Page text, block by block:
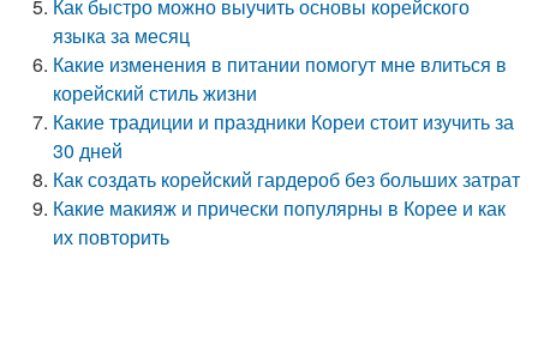
Как быстро можно выучить основы корейского
языка за месяц
Какие изменения в питании помогут мне влиться в
корейский стиль жизни
Какие традиции и праздники Кореи стоит изучить за
30 дней
Как создать корейский гардероб без больших затрат
Какие макияж и прически популярны в Корее и как
их повторить